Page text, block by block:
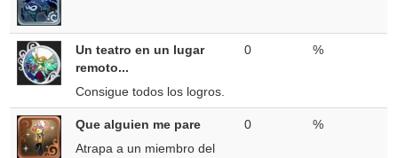
Un teatro en un lugar
remoto...
Consigue todos los logros.
0 %
Que alguien me pare
Atrapa a un miembro del
0 %